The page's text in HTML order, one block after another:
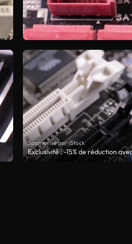
Sponsorisé par iStock
Exclusivité : -15% de réduction